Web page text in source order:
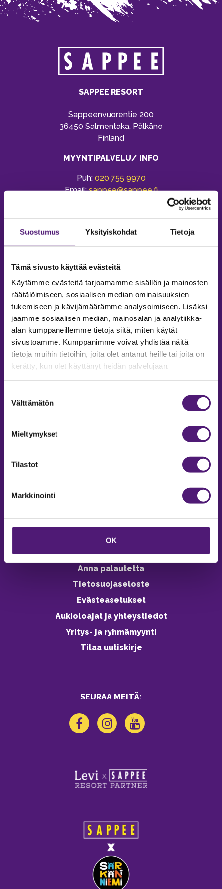
Suostumus Yksityiskohdat Tietoja
Tämä sivusto käyttää evästeitä
Käytämme evästeitä tarjoamamme sisällön ja mainosten
räätälöimiseen, sosiaalisen median ominaisuuksien
tukemiseen ja kävijämäärämme analysoimiseen. Lisäksi
jaamme sosiaalisen median, mainosalan ja analytiikka-
alan kumppaneillemme tietoja siitä, miten käytät
sivustoamme. Kumppanimme voivat yhdistää näitä
tietoja muihin tietoihin, joita olet antanut heille tai joita on
kerätty, kun olet käyttänyt heidän palvelujaan.
valinta
Välttämätön
Mieltymykset
Tilastot
Markkinointi
OK
SAPPEE RESORT
Sappeenvuorentie 200
36450 Salmentaka, Pälkäne
Finland
MYYNTIPALVELU/ INFO
Puh: 020 755 9970
Email:sappee@sappee.fi
MAJOITUS
Tiedustelut & Varaukset
Vastuullisuus
Ympäristöohjelma
Avoimet työpaikat
Anna palautetta
Tietosuojaseloste
Evästeasetukset
Aukioloajat ja yhteystiedot
Yritys- ja ryhmämyynti
Tilaa uutiskirje
SEURAA MEITÄ: